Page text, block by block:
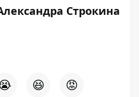
Строкина
😆 😡